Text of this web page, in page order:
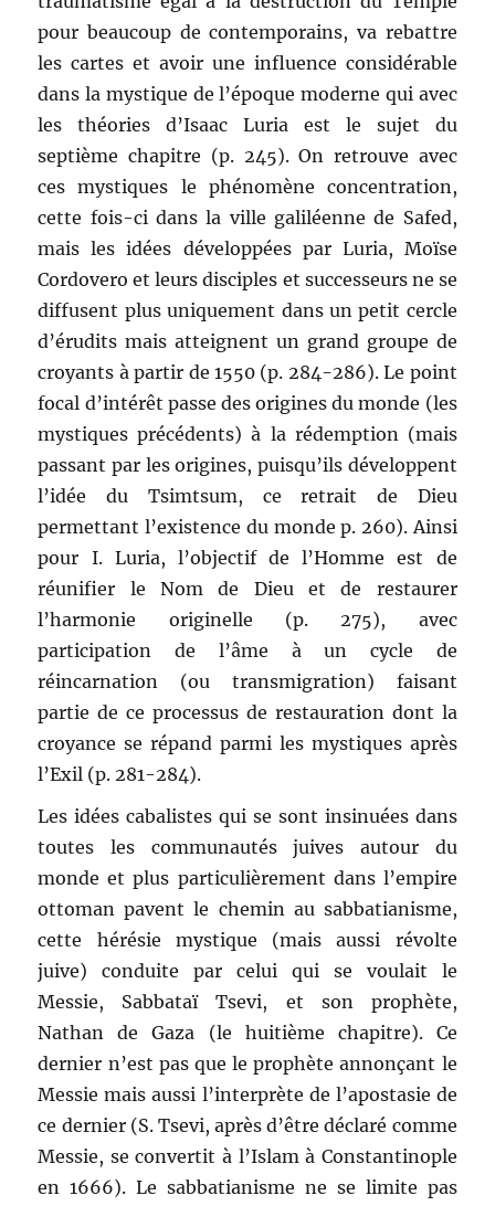
pour beaucoup de contemporains, va rebattre
les cartes et avoir une influence considérable
dans la mystique de l’époque moderne qui avec
les théories d’Isaac Luria est le sujet du
septième chapitre (p. 245). On retrouve avec
ces mystiques le phénomène concentration,
cette fois-ci dans la ville galiléenne de Safed,
mais les idées développées par Luria, Moïse
Cordovero et leurs disciples et successeurs ne se
diffusent plus uniquement dans un petit cercle
d’érudits mais atteignent un grand groupe de
croyants à partir de 1550 (p. 284-286). Le point
focal d’intérêt passe des origines du monde (les
mystiques précédents) à la rédemption (mais
passant par les origines, puisqu’ils développent
l’idée du Tsimtsum, ce retrait de Dieu
permettant l’existence du monde p. 260). Ainsi
pour I. Luria, l’objectif de l’Homme est de
réunifier le Nom de Dieu et de restaurer
l’harmonie originelle (p. 275), avec
participation de l’âme à un cycle de
réincarnation (ou transmigration) faisant
partie de ce processus de restauration dont la
croyance se répand parmi les mystiques après
l’Exil (p. 281-284).
Les idées cabalistes qui se sont insinuées dans
toutes les communautés juives autour du
monde et plus particulièrement dans l’empire
ottoman pavent le chemin au sabbatianisme,
cette hérésie mystique (mais aussi révolte
juive) conduite par celui qui se voulait le
Messie, Sabbataï Tsevi, et son prophète,
Nathan de Gaza (le huitième chapitre). Ce
dernier n’est pas que le prophète annonçant le
Messie mais aussi l’interprète de l’apostasie de
ce dernier (S. Tsevi, après d’être déclaré comme
Messie, se convertit à l’Islam à Constantinople
en 1666). Le sabbatianisme ne se limite pas